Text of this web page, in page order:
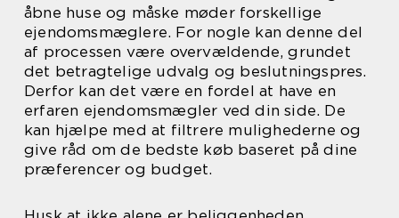
åbne huse og måske møder forskellige
ejendomsmæglere. For nogle kan denne del
af processen være overvældende, grundet
det betragtelige udvalg og beslutningspres.
Derfor kan det være en fordel at have en
erfaren ejendomsmægler ved din side. De
kan hjælpe med at filtrere mulighederne og
give råd om de bedste køb baseret på dine
præferencer og budget.